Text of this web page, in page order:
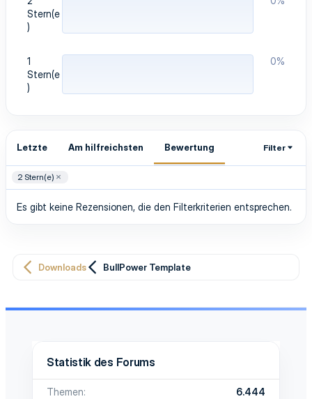
Stern(e
)
1
Stern(e
)
0%
Letzte Am hilfreichsten Bewertung Filter
2 Stern(e)
Es gibt keine Rezensionen, die den Filterkriterien entsprechen.
Downloads BullPower Template
Statistik des Forums
Themen
6.444